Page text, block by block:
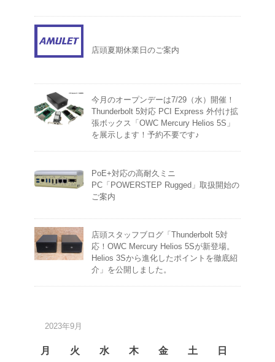
店頭夏期休業日のご案内
今月のオープンデーは7/29（水）開催！
Thunderbolt 5対応 PCI Express 外付け拡
張ボックス「OWC Mercury Helios 5S」
を展示します！予約不要です♪
PoE+対応の高耐久ミニ
PC「POWERSTEP Rugged」取扱開始の
ご案内
店頭スタッフブログ「Thunderbolt 5対
応！OWC Mercury Helios 5Sが新登場。
Helios 3Sから進化したポイントを徹底紹
介」を公開しました。
2023年9月
月 火 水 木 金 土 日